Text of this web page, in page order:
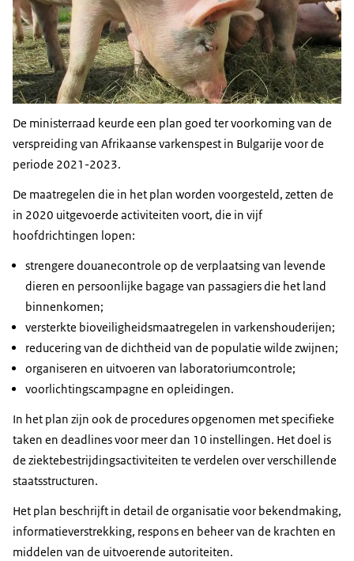
De ministerraad keurde een plan goed ter voorkoming van de
verspreiding van Afrikaanse varkenspest in Bulgarije voor de
periode 2021-2023.
De maatregelen die in het plan worden voorgesteld, zetten de
in 2020 uitgevoerde activiteiten voort, die in vijf
hoofdrichtingen lopen:
strengere douanecontrole op de verplaatsing van levende
dieren en persoonlijke bagage van passagiers die het land
binnenkomen;
versterkte bioveiligheidsmaatregelen in varkenshouderijen;
reducering van de dichtheid van de populatie wilde zwijnen;
organiseren en uitvoeren van laboratoriumcontrole;
voorlichtingscampagne en opleidingen.
In het plan zijn ook de procedures opgenomen met specifieke
taken en deadlines voor meer dan 10 instellingen. Het doel is
de ziektebestrijdingsactiviteiten te verdelen over verschillende
staatsstructuren.
Het plan beschrijft in detail de organisatie voor bekendmaking,
informatieverstrekking, respons en beheer van de krachten en
middelen van de uitvoerende autoriteiten.